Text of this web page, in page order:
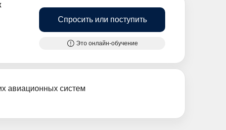
Спросить или поступить
Это онлайн-обучение
авиационных систем